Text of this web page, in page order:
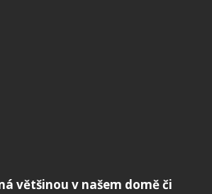
většinou v našem domě či